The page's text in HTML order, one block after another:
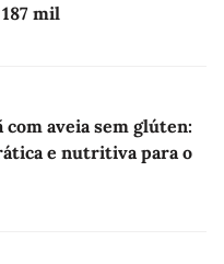
mil
com aveia sem glúten:
e nutritiva para o